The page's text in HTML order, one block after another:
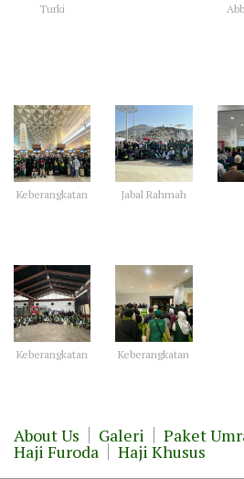
Turki
Keberangkatan Jabal Rahmah
Keberangkatan Keberangkatan
About Us Galeri Paket
Haji Furoda Haji Khusus